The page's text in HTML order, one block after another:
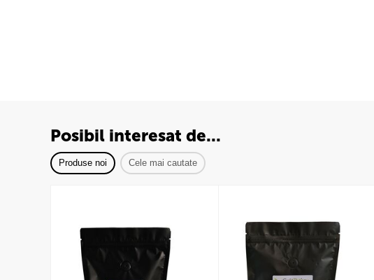
Posibil interesat de...
Produse noi Cele mai cautate